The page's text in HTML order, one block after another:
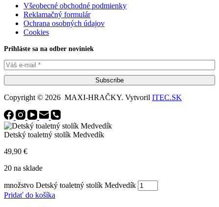
Všeobecné obchodné podmienky
Reklamačný formulár
Ochrana osobných údajov
Cookies
Prihláste sa na odber noviniek
Subscribe
Copyright © 2026 MAXI-HRAČKY. Vytvoril ITEC.SK
Detský toaletný stolík Medvedík
49,90 €
20 na sklade
množstvo Detský toaletný stolík Medvedík
Pridať do košíka